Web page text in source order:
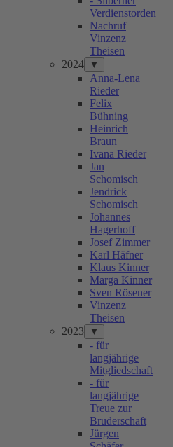
Verdienstorden
Nachruf
Vinzenz
Theisen
2024
▼
Anna-Lena
Rieder
Felix
Bühning
Heinrich
Braun
Ivana Rieder
Jan
Schomisch
Jendrick
Schomisch
Johannes
Hagerhoff
Josef Zimmer
Karl Häfner
Klaus Kinner
Marga Kinner
Sven Rösener
Vinzenz
Theisen
2023
▼
- für
langjährige
Mitgliedschaft
- für
langjährige
Treue zur
Bruderschaft
Jürgen